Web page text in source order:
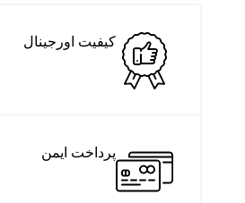
کیفیت اورجینال
پرداخت ایمن